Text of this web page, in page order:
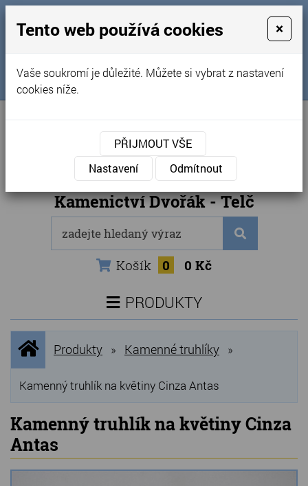
Obchodní podmínky
Kontakty
Naše kamenictví
Sledujte nás na FB
Internetový obchod
Kamenictví Dvořák - Telč
Košík 0 0 Kč
PRODUKTY
NOVINKY
NEJPRODÁVANĚJŠÍ
VÝPRODEJ
Produkty
Grilovací, pečící kameny
Lávové grilovací kameny
Úvodní
stránka
Produkty » Kamenné truhlíky »
Kamenný truhlík na květiny Cinza Antas
Kamenný truhlík na květiny Cinza
Antas
Tento web používá cookies ×
Vaše soukromí je důležité. Můžete si vybrat z nastavení
cookies níže.
PŘIJMOUT VŠE
Nastavení
Odmítnout